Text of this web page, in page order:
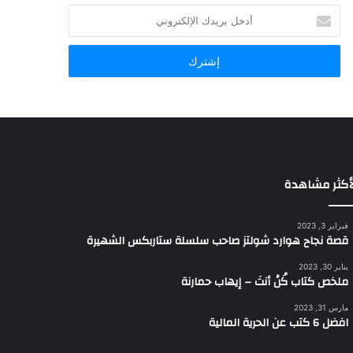
بريدك
الإلكتروني
مشاهدة
فبراير 3, 2023
قصة نجاح هوارد شولتز صاحب سلسلة ستاربكس الشهيرة
يناير 30, 2023
ملخص كتاب كُنْ أنتَ – إيهاب حمارنة
مارس 31, 2023
افضل 6 كتب عن الحرية المالية